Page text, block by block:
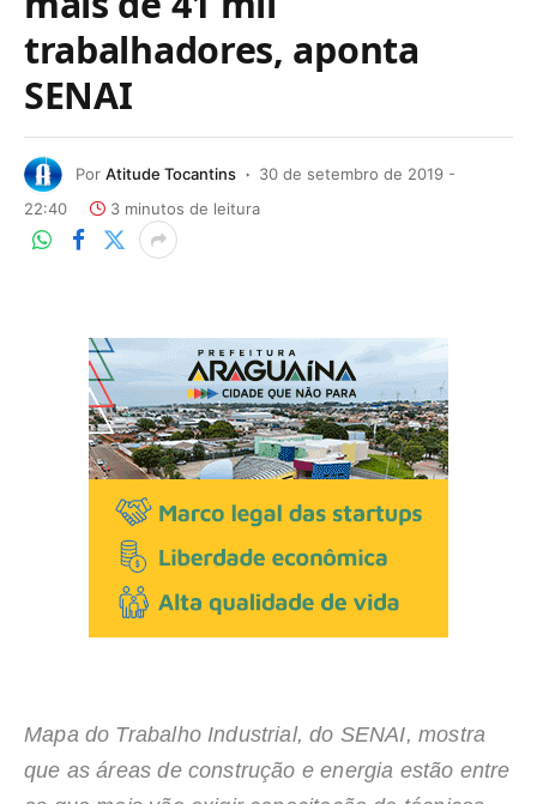
trabalhadores, aponta
SENAI
Por Atitude Tocantins
30 de setembro de 2019 -
22:40
3 minutos de leitura
Mapa do Trabalho Industrial, do SENAI, mostra
que as áreas de construção e energia estão entre